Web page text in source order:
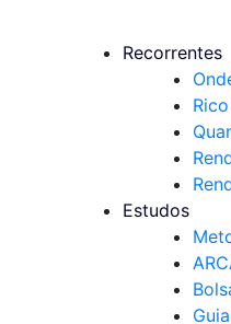
Recorrentes
Estudos